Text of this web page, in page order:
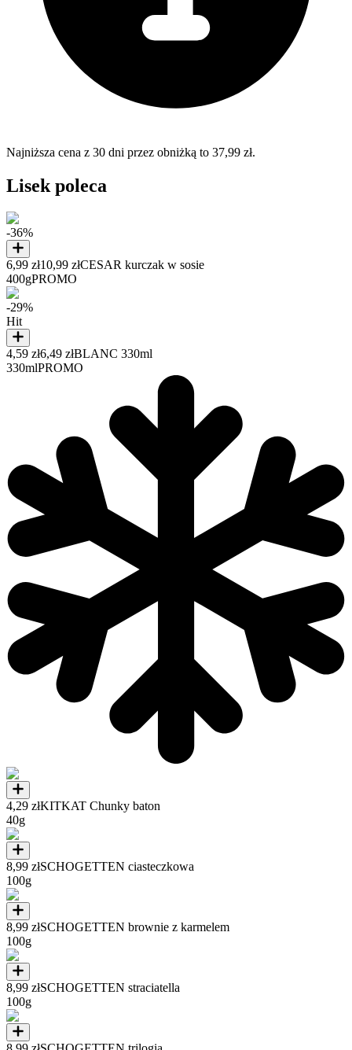
Najniższa cena z 30 dni przez obniżką to 37,99 zł.
Lisek poleca
-36%
6,99 zł10,99 złCESAR kurczak w sosie
400gPROMO
-29%
Hit
4,59 zł6,49 złBLANC 330ml
330mlPROMO
4,29 złKITKAT Chunky baton
40g
8,99 złSCHOGETTEN ciasteczkowa
100g
8,99 złSCHOGETTEN brownie z karmelem
100g
8,99 złSCHOGETTEN straciatella
100g